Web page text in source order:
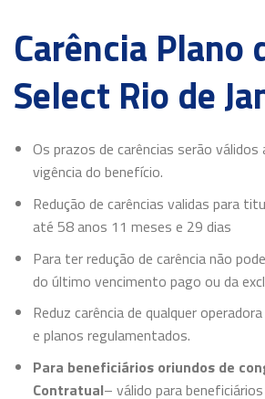
Carência Plano
Select Rio de
Os prazos de carências serão válidos
vigência do benefício.
Redução de carências validas para
até 58 anos 11 meses e 29 dias
Para ter redução de carência não
do último vencimento pago ou da
Reduz carência de qualquer
e planos regulamentados.
Para beneficiários oriundos de
Contratual– válido para